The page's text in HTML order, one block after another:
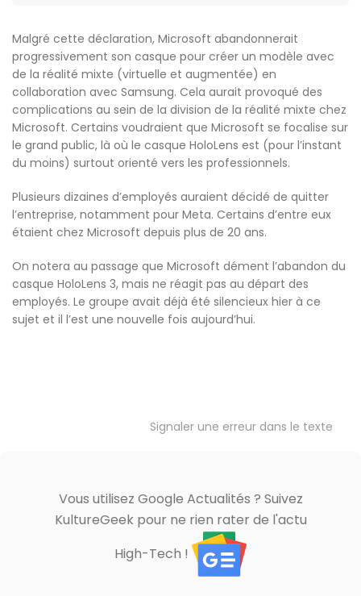
Malgré cette déclaration, Microsoft abandonnerait
progressivement son casque pour créer un modèle avec
de la réalité mixte (virtuelle et augmentée) en
collaboration avec Samsung. Cela aurait provoqué des
complications au sein de la division de la réalité mixte chez
Microsoft. Certains voudraient que Microsoft se focalise sur
le grand public, là où le casque HoloLens est (pour l’instant
du moins) surtout orienté vers les professionnels.
Plusieurs dizaines d’employés auraient décidé de quitter
l’entreprise, notamment pour Meta. Certains d’entre eux
étaient chez Microsoft depuis plus de 20 ans.
On notera au passage que Microsoft dément l’abandon du
casque HoloLens 3, mais ne réagit pas au départ des
employés. Le groupe avait déjà été silencieux hier à ce
sujet et il l’est une nouvelle fois aujourd’hui.
Signaler une erreur dans le texte
Vous utilisez Google Actualités ? Suivez
KultureGeek pour ne rien rater de l'actu
High-Tech !